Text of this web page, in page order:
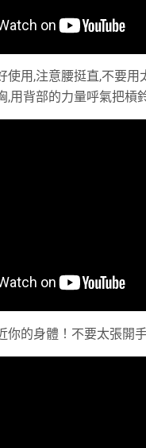
使用,注意腰挺直,不要用
,用背部的力量呼氣把槓
你的身體！不要太張開手